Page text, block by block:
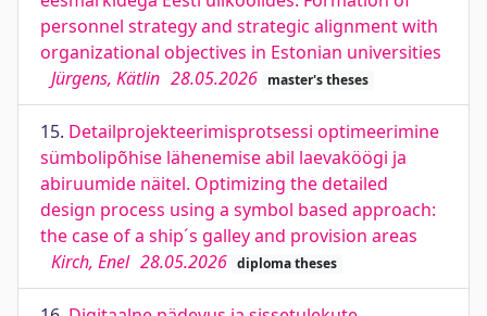
personnel strategy and strategic alignment with
organizational objectives in Estonian universities
Jürgens, Kätlin 28.05.2026 master's theses
15. Detailprojekteerimisprotsessi optimeerimine
sümbolipõhise lähenemise abil laevaköögi ja
abiruumide näitel. Optimizing the detailed
design process using a symbol based approach:
the case of a ship´s galley and provision areas
Kirch, Enel 28.05.2026 diploma theses